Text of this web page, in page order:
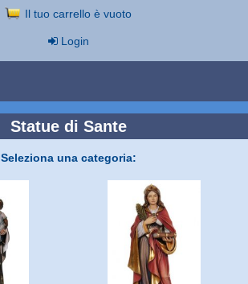
Il tuo carrello è vuoto
Login
Statue di Sante
Seleziona una categoria: